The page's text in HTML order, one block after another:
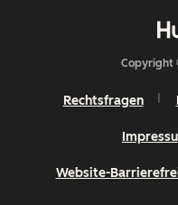
Copyright
Rechtsfragen
Website-